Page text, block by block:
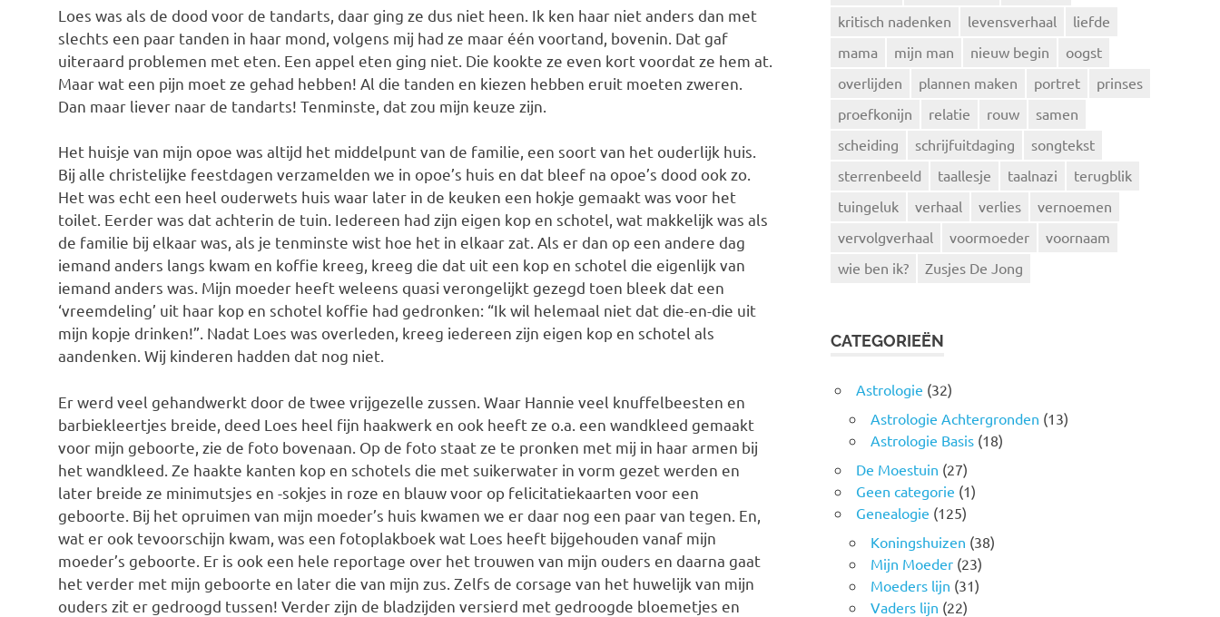
Loes was als de dood voor de tandarts, daar ging ze dus niet heen. Ik ken haar niet anders dan met
slechts een paar tanden in haar mond, volgens mij had ze maar één voortand, bovenin. Dat gaf
uiteraard problemen met eten. Een appel eten ging niet. Die kookte ze even kort voordat ze hem at.
Maar wat een pijn moet ze gehad hebben! Al die tanden en kiezen hebben eruit moeten zweren.
Dan maar liever naar de tandarts! Tenminste, dat zou mijn keuze zijn.
Het huisje van mijn opoe was altijd het middelpunt van de familie, een soort van het ouderlijk huis.
Bij alle christelijke feestdagen verzamelden we in opoe’s huis en dat bleef na opoe’s dood ook zo.
Het was echt een heel ouderwets huis waar later in de keuken een hokje gemaakt was voor het
toilet. Eerder was dat achterin de tuin. Iedereen had zijn eigen kop en schotel, wat makkelijk was als
de familie bij elkaar was, als je tenminste wist hoe het in elkaar zat. Als er dan op een andere dag
iemand anders langs kwam en koffie kreeg, kreeg die dat uit een kop en schotel die eigenlijk van
iemand anders was. Mijn moeder heeft weleens quasi verongelijkt gezegd toen bleek dat een
‘vreemdeling’ uit haar kop en schotel koffie had gedronken: “Ik wil helemaal niet dat die-en-die uit
mijn kopje drinken!”. Nadat Loes was overleden, kreeg iedereen zijn eigen kop en schotel als
aandenken. Wij kinderen hadden dat nog niet.
Er werd veel gehandwerkt door de twee vrijgezelle zussen. Waar Hannie veel knuffelbeesten en
barbiekleertjes breide, deed Loes heel fijn haakwerk en ook heeft ze o.a. een wandkleed gemaakt
voor mijn geboorte, zie de foto bovenaan. Op de foto staat ze te pronken met mij in haar armen bij
het wandkleed. Ze haakte kanten kop en schotels die met suikerwater in vorm gezet werden en
later breide ze minimutsjes en -sokjes in roze en blauw voor op felicitatiekaarten voor een
geboorte. Bij het opruimen van mijn moeder’s huis kwamen we er daar nog een paar van tegen. En,
wat er ook tevoorschijn kwam, was een fotoplakboek wat Loes heeft bijgehouden vanaf mijn
moeder’s geboorte. Er is ook een hele reportage over het trouwen van mijn ouders en daarna gaat
het verder met mijn geboorte en later die van mijn zus. Zelfs de corsage van het huwelijk van mijn
ouders zit er gedroogd tussen! Verder zijn de bladzijden versierd met gedroogde bloemetjes en
kritisch nadenken
levensverhaal
liefde
mama
mijn man nieuw begin
oogst
overlijden
plannen maken portret
prinses
proefkonijn
relatie rouw
samen
scheiding
schrijfuitdaging
songtekst
sterrenbeeld
taallesje taalnazi
terugblik
tuingeluk
verhaal verlies
vernoemen
vervolgverhaal
voormoeder
voornaam
wie ben ik?
Zusjes De Jong
CATEGORIEËN
Astrologie (32)
Astrologie Achtergronden (13)
Astrologie Basis (18)
De Moestuin (27)
Geen categorie (1)
Genealogie (125)
Koningshuizen (38)
Mijn Moeder (23)
Moeders lijn (31)
Vaders lijn (22)